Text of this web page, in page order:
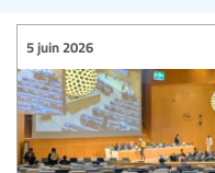
5 juin 2026